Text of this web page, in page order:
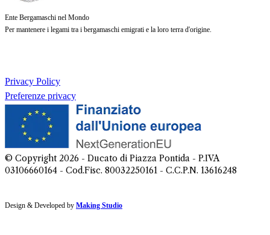
Ente Bergamaschi nel Mondo
Per mantenere i legami tra i bergamaschi emigrati e la loro terra d'origine.
Privacy Policy
Preferenze privacy
© Copyright 2026 - Ducato di Piazza Pontida - P.IVA
03106660164 - Cod.Fisc. 80032250161 - C.C.P.N. 13616248
Design & Developed by Making Studio